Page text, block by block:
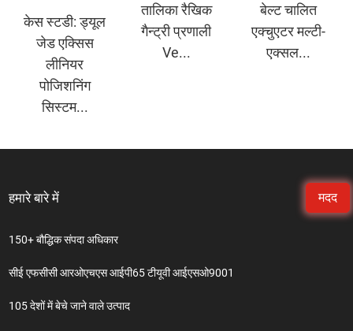
मदद
केस स्टडी: ड्यूल
जेड एक्सिस
लीनियर
पोजिशनिंग
सिस्टम...
तालिका रैखिक
गैन्ट्री प्रणाली
Ve...
बेल्ट चालित
एक्चुएटर मल्टी-
एक्सल...
हमारे बारे में
150+ बौद्धिक संपदा अधिकार
सीई एफसीसी आरओएचएस आईपी65 टीयूवी आईएसओ9001
105 देशों में बेचे जाने वाले उत्पाद